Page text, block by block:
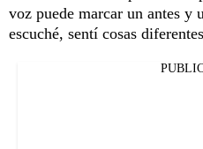
voz puede marcar un antes y
escuché, sentí cosas